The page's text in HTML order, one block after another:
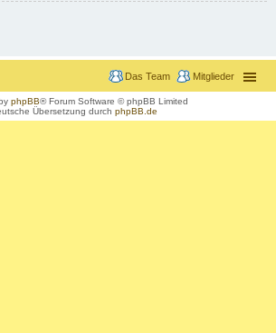
Mitglieder
Das Team
phpBB® Forum Software © phpBB Limited
Übersetzung durch phpBB.de